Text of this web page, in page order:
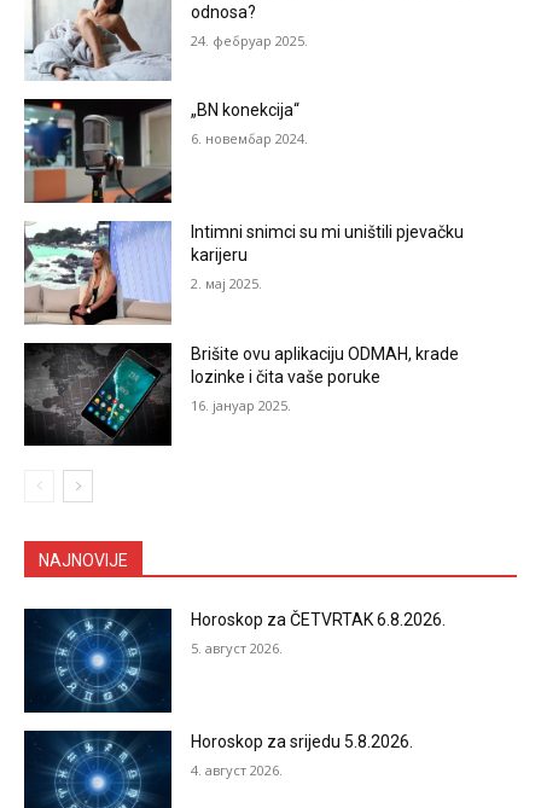
odnosa?
24. фебруар 2025.
„BN konekcija“
6. новембар 2024.
Intimni snimci su mi uništili pjevačku
karijeru
2. мај 2025.
Brišite ovu aplikaciju ODMAH, krade
lozinke i čita vaše poruke
16. јануар 2025.
NAJNOVIJE
Horoskop za ČETVRTAK 6.8.2026.
5. август 2026.
Horoskop za srijedu 5.8.2026.
4. август 2026.